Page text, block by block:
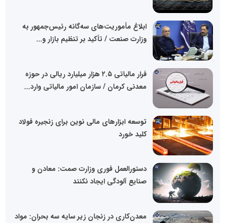
ابلاغ مأموریت‌های سه‌گانه رئیس‌جمهور به
وزارت صنعت / تأکید بر تنظیم بازار و...
فرار مالیاتی ۲.۵ هزار میلیارد ریالی در حوزه
معدنی کرمان / سازمان امور مالیاتی وارد...
توسعه ابزارهای مالی نوین برای زنجیره فولاد
کلید خورد
دستورالعمل فوری وزارت صمت: معادن و
صنایع آلودگی ایجاد نکنند
معدن‌کاری در زنجان زیر سایه سه بحران: مواد